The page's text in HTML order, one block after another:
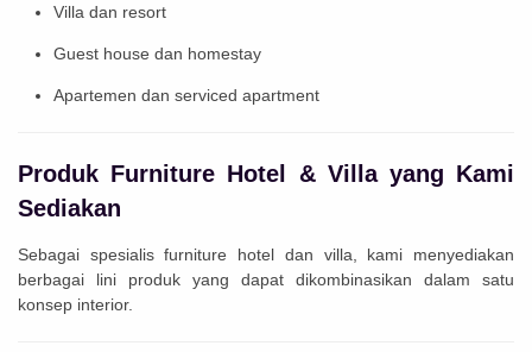
Villa dan resort
Guest house dan homestay
Apartemen dan serviced apartment
Produk Furniture Hotel & Villa yang Kami
Sediakan
Sebagai spesialis furniture hotel dan villa, kami menyediakan
berbagai lini produk yang dapat dikombinasikan dalam satu
konsep interior.